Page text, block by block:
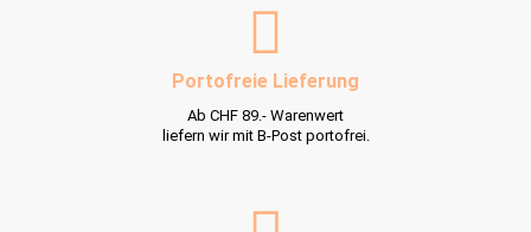
Portofreie Lieferung
Ab CHF 89.- Warenwert
liefern wir mit B-Post portofrei.